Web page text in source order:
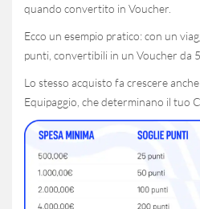
quando convertito in Voucher.
Ecco un esempio pratico: con un
punti, convertibili in un Voucher da
Lo stesso acquisto fa crescere
Equipaggio, che determinano il tuo
Informativa
consenso, di profilazione nostri e di
acconsenti di ricevere tutti i cookie
"Scopri di più e personalizza" potrai
rispetto ai cookie presenti nel sito.
continuazione della navigazione in
quelli tecnici. Se vuoi maggiori
dei cookie attivi sul sito clicca qui